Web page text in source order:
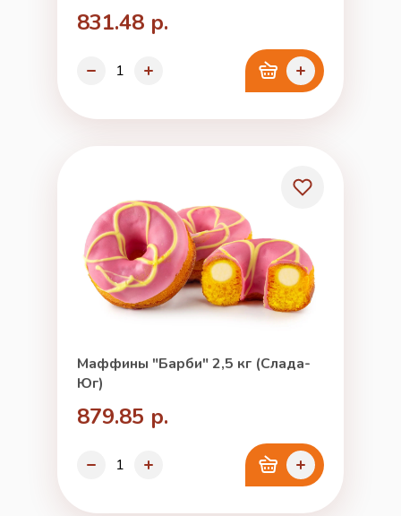
831.48 р.
Маффины "Барби" 2,5 кг (Слада-
Юг)
879.85 р.